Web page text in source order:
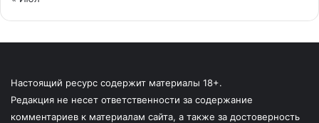
Настоящий ресурс содержит материалы 18+.
Редакция не несет ответственности за содержание
комментариев к материалам сайта, а также за достоверность